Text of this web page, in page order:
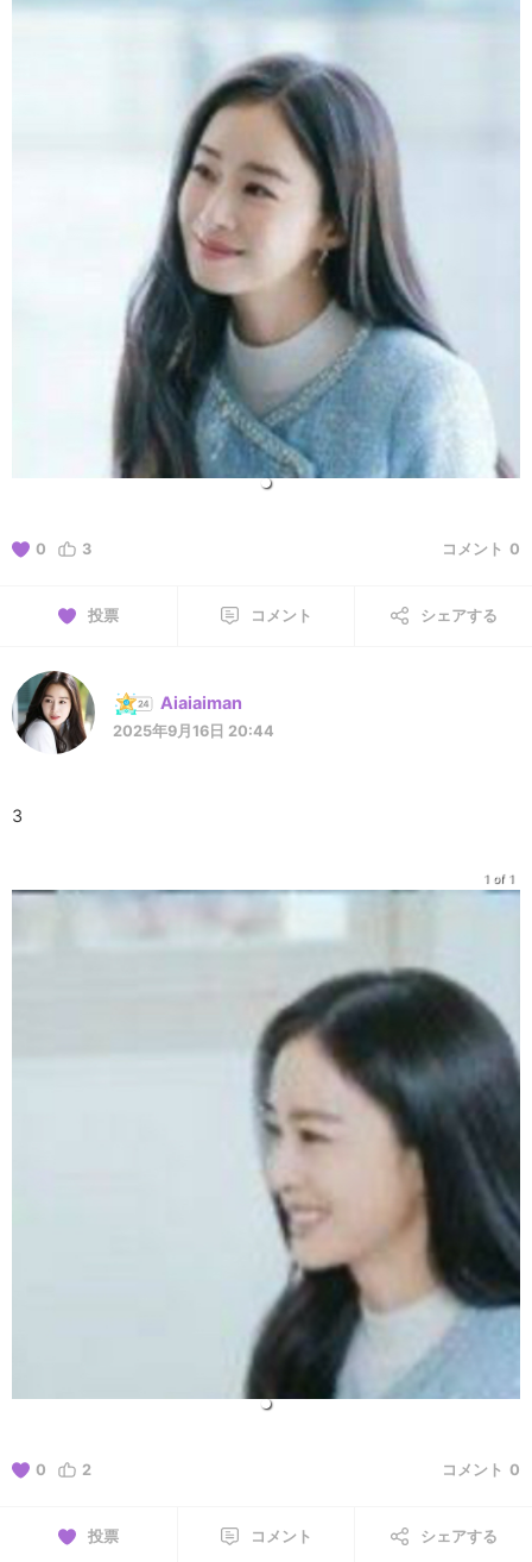
0 3 コメント 0
投票 コメント シェアする
Aiaiaiman
2025年9月16日 20:44
3
1 of 1
0 2 コメント 0
投票 コメント シェアする